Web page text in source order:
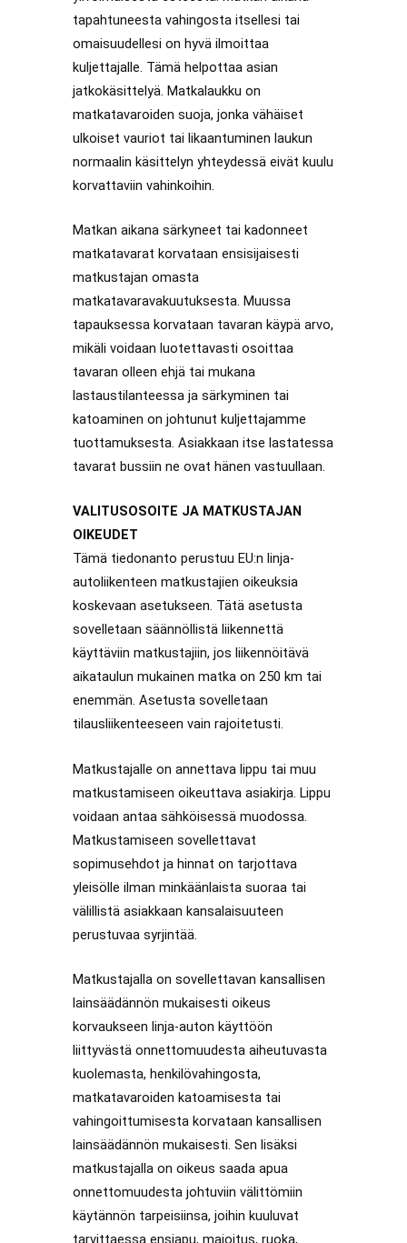
tapahtuneesta vahingosta itsellesi tai
omaisuudellesi on hyvä ilmoittaa
kuljettajalle. Tämä helpottaa asian
jatkokäsittelyä. Matkalaukku on
matkatavaroiden suoja, jonka vähäiset
ulkoiset vauriot tai likaantuminen laukun
normaalin käsittelyn yhteydessä eivät kuulu
korvattaviin vahinkoihin.
Matkan aikana särkyneet tai kadonneet
matkatavarat korvataan ensisijaisesti
matkustajan omasta
matkatavaravakuutuksesta. Muussa
tapauksessa korvataan tavaran käypä arvo,
mikäli voidaan luotettavasti osoittaa
tavaran olleen ehjä tai mukana
lastaustilanteessa ja särkyminen tai
katoaminen on johtunut kuljettajamme
tuottamuksesta. Asiakkaan itse lastatessa
tavarat bussiin ne ovat hänen vastuullaan.
VALITUSOSOITE JA MATKUSTAJAN
OIKEUDET
Tämä tiedonanto perustuu EU:n linja-
autoliikenteen matkustajien oikeuksia
koskevaan asetukseen. Tätä asetusta
sovelletaan säännöllistä liikennettä
käyttäviin matkustajiin, jos liikennöitävä
aikataulun mukainen matka on 250 km tai
enemmän. Asetusta sovelletaan
tilausliikenteeseen vain rajoitetusti.
Matkustajalle on annettava lippu tai muu
matkustamiseen oikeuttava asiakirja. Lippu
voidaan antaa sähköisessä muodossa.
Matkustamiseen sovellettavat
sopimusehdot ja hinnat on tarjottava
yleisölle ilman minkäänlaista suoraa tai
välillistä asiakkaan kansalaisuuteen
perustuvaa syrjintää.
Matkustajalla on sovellettavan kansallisen
lainsäädännön mukaisesti oikeus
korvaukseen linja-auton käyttöön
liittyvästä onnettomuudesta aiheutuvasta
kuolemasta, henkilövahingosta,
matkatavaroiden katoamisesta tai
vahingoittumisesta korvataan kansallisen
lainsäädännön mukaisesti. Sen lisäksi
matkustajalla on oikeus saada apua
onnettomuudesta johtuviin välittömiin
käytännön tarpeisiinsa, joihin kuuluvat
tarvittaessa ensiapu, majoitus, ruoka,